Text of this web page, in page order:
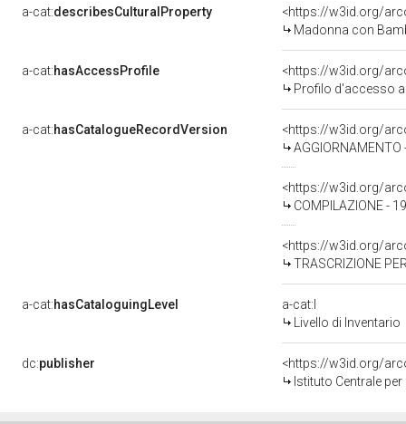
a-cat:describesCulturalProperty
<https://w3id.org/
Madonna con
a-cat:hasAccessProfile
<https://w3id.org/
Profilo d'accesso
a-cat:hasCatalogueRecordVersion
<https://w3id.org/
<https://w3id.org/
COMPILAZIONE -
<https://w3id.org/
TRASCRIZIONE
a-cat:hasCataloguingLevel
a-cat:I
Livello di Inventario
dc:publisher
<https://w3id.org/
Istituto Centrale